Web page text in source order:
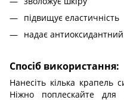
підвищує еластичність
надає
Спосіб використання:
Нанесіть кілька крапель
Ніжно поплескайте для